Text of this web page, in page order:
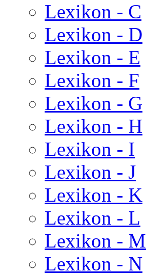
Lexikon - C
Lexikon - D
Lexikon - E
Lexikon - F
Lexikon - G
Lexikon - H
Lexikon - I
Lexikon - J
Lexikon - K
Lexikon - L
Lexikon - M
Lexikon - N